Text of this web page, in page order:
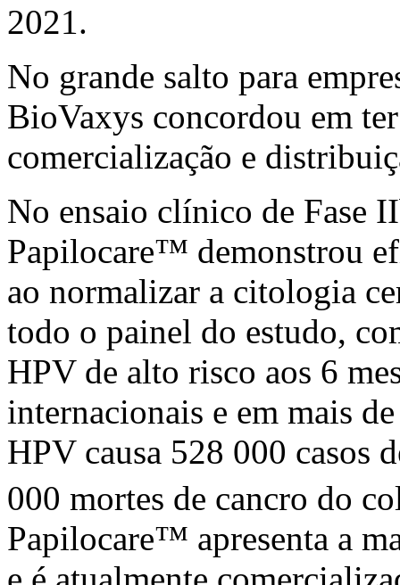
2021.
No grande salto para
BioVaxys concordou em
comercialização e
No ensaio clínico de Fase
Papilocare™ demonstrou
ao normalizar a citologia
todo o painel do estudo,
HPV de alto risco aos 6
internacionais e em mais
HPV causa 528 000 casos
000 mortes de cancro do
Papilocare™ apresenta a